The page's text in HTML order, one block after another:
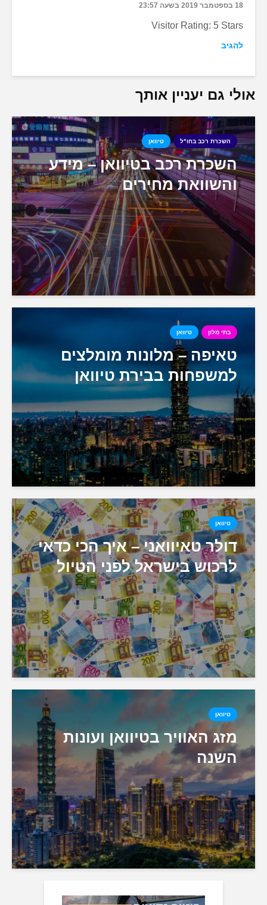
18 בספטמבר 2019 בשעה 23:57
Visitor Rating: 5 Stars
להגיב
אולי גם יעניין אותך
השכרת רכב בחו"ל טיוואן
השכרת רכב בטיוואן – מידע
והשוואת מחירים
בתי מלון טיוואן
טאיפה – מלונות מומלצים
למשפחות בבירת טיוואן
טיוואן
דולר טאיוואני – איך הכי כדאי
לרכוש בישראל לפני הטיול
טיוואן
מזג האוויר בטיוואן ועונות
השנה